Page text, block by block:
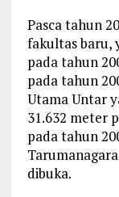
Pasca tahun
fakultas baru,
pada tahun
pada tahun
Utama Untar
31.632 meter
pada tahun
dibuka.